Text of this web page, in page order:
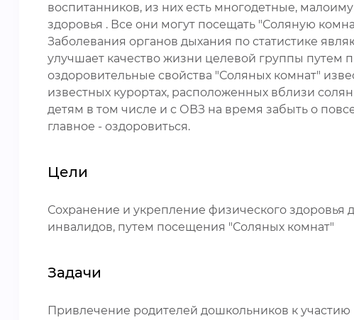
воспитанников, из них есть многодетные,
здоровья . Все они могут посещать "Соляную
Заболевания органов дыхания по статистике
улучшает качество жизни целевой группы
оздоровительные свойства "Соляных комнат"
известных курортах, расположенных вблизи
детям в том числе и с ОВЗ на время забыть о
главное - оздоровиться.
Цели
Сохранение и укрепление физического здоровья
инвалидов, путем посещения "Соляных комнат"
Задачи
Привлечение родителей дошкольников к